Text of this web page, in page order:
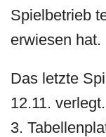
Spielbetrieb
erwiesen hat.
Das letzte
12.11.
3.